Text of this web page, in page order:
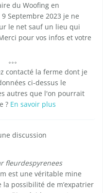
du Woofing en
Septembre 2023 je ne
le net sauf un lieu qui
pour vos infos et votre
contacté la ferme dont je
ci-dessus le
autres que l'on pourrait
? En savoir plus
discussion
fleurdespyrenees
est une véritable mine
la possibilité de m’expatrier